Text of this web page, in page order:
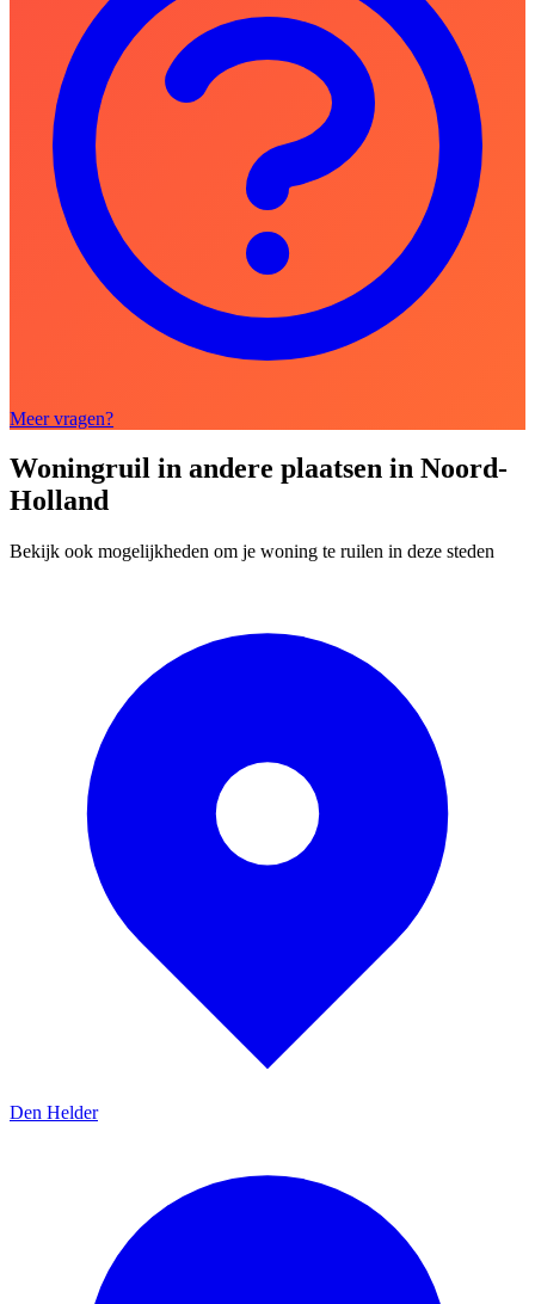
Meer vragen?
Woningruil in andere plaatsen in Noord-
Holland
Bekijk ook mogelijkheden om je woning te ruilen in deze steden
Den Helder